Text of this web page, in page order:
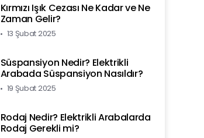
Kırmızı Işık Cezası Ne Kadar ve Ne
Zaman Gelir?
13 Şubat 2025
Süspansiyon Nedir? Elektrikli
Arabada Süspansiyon Nasıldır?
19 Şubat 2025
Rodaj Nedir? Elektrikli Arabalarda
Rodaj Gerekli mi?